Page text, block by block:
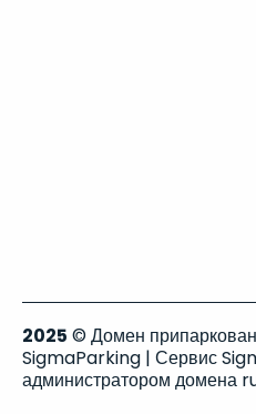
2025 © Домен
SigmaParking | Сервис
администратором домена